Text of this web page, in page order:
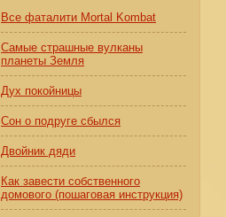
Все фаталити Mortal Kombat
Самые страшные вулканы
планеты Земля
Дух покойницы
Сон о подруге сбылся
Двойник дяди
Как завести собственного
домового (пошаговая инструкция)